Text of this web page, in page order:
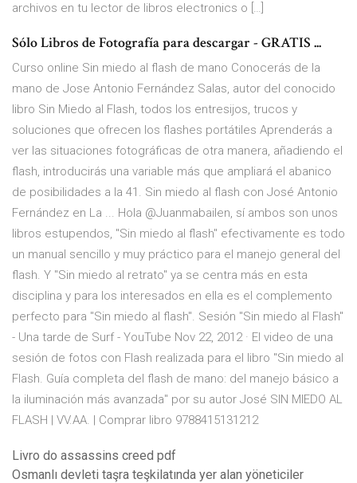
archivos en tu lector de libros electronics o […]
Sólo Libros de Fotografía para descargar - GRATIS ...
Curso online Sin miedo al flash de mano Conocerás de la
mano de Jose Antonio Fernández Salas, autor del conocido
libro Sin Miedo al Flash, todos los entresijos, trucos y
soluciones que ofrecen los flashes portátiles Aprenderás a
ver las situaciones fotográficas de otra manera, añadiendo el
flash, introducirás una variable más que ampliará el abanico
de posibilidades a la 41. Sin miedo al flash con José Antonio
Fernández en La ... Hola @Juanmabailen, sí ambos son unos
libros estupendos, "Sin miedo al flash" efectivamente es todo
un manual sencillo y muy práctico para el manejo general del
flash. Y "Sin miedo al retrato" ya se centra más en esta
disciplina y para los interesados en ella es el complemento
perfecto para "Sin miedo al flash". Sesión "Sin miedo al Flash"
- Una tarde de Surf - YouTube Nov 22, 2012 · El video de una
sesión de fotos con Flash realizada para el libro "Sin miedo al
Flash. Guía completa del flash de mano: del manejo básico a
la iluminación más avanzada" por su autor José SIN MIEDO AL
FLASH | VV.AA. | Comprar libro 9788415131212
Livro do assassins creed pdf
Osmanlı devleti taşra teşkilatında yer alan yöneticiler